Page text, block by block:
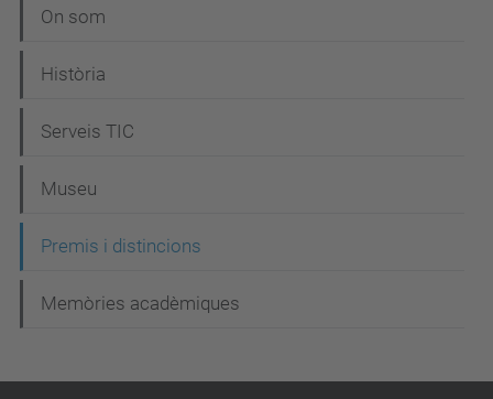
g
a
i
ó
On som
Història
Serveis TIC
Museu
Premis i distincions
Memòries acadèmiques